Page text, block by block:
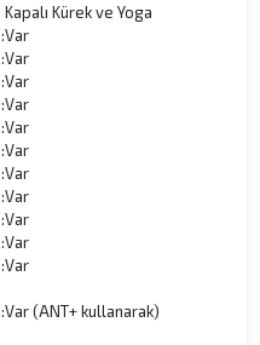
Kapalı Kürek ve Yoga
:Var
:Var
:Var
:Var
:Var
:Var
:Var
:Var
:Var
:Var
:Var
:Var (ANT+ kullanarak)